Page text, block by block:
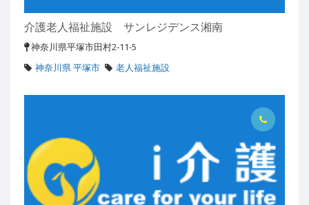
介護老人福祉施設 サンレジデンス湘南
神奈川県平塚市田村2-11-5
神奈川県 平塚市
老人福祉施設